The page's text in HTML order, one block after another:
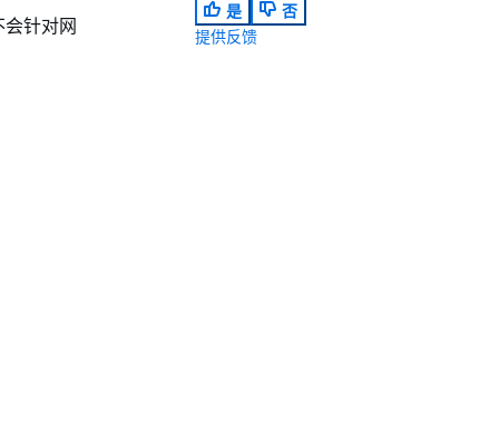
针对网
是
否
提供反馈